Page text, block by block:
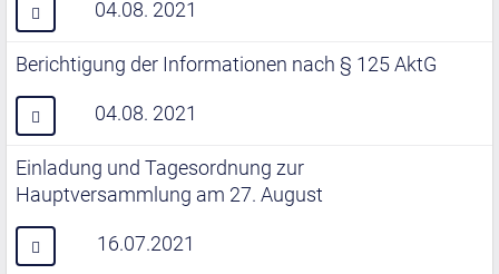
04.08. 2021
Berichtigung der Informationen nach § 125 AktG
04.08. 2021
Einladung und Tagesordnung zur
Hauptversammlung am 27. August
16.07.2021